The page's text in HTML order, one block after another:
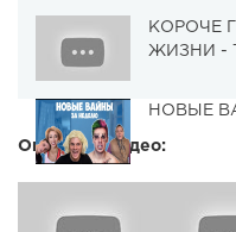
КОРОЧЕ
ЖИЗНИ -
НОВЫЕ
Описание видео: